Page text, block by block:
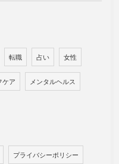
転職 占い 女性
ケア メンタルヘルス
プライバシーポリシー